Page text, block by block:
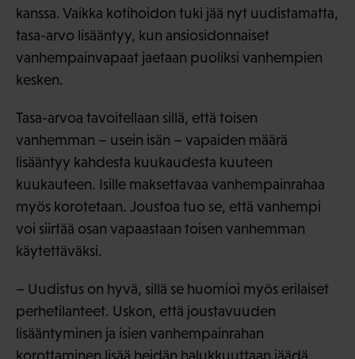
kanssa. Vaikka kotihoidon tuki jää nyt uudistamatta,
tasa-arvo lisääntyy, kun ansiosidonnaiset
vanhempainvapaat jaetaan puoliksi vanhempien
kesken.
Tasa-arvoa tavoitellaan sillä, että toisen
vanhemman – usein isän – vapaiden määrä
lisääntyy kahdesta kuukaudesta kuuteen
kuukauteen. Isille maksettavaa vanhempainrahaa
myös korotetaan. Joustoa tuo se, että vanhempi
voi siirtää osan vapaastaan toisen vanhemman
käytettäväksi.
– Uudistus on hyvä, sillä se huomioi myös erilaiset
perhetilanteet. Uskon, että joustavuuden
lisääntyminen ja isien vanhempainrahan
korottaminen lisää heidän halukkuuttaan jäädä